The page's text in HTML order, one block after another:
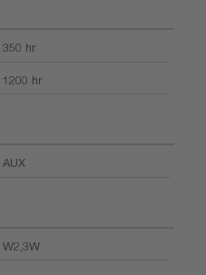
350 hr
1200 hr
AUX
W2,3W